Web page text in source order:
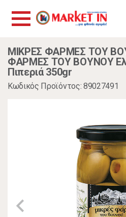
ΜΙΚΡΕΣ ΦΑΡΜΕΣ ΤΟΥ
ΦΑΡΜΕΣ ΤΟΥ ΒΟΥΝΟΥ
Πιπεριά 350gr
Κωδικός Προϊόντος: 89027491